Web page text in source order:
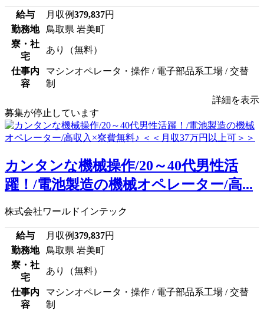
給与 月収例379,837円
勤務地
鳥取県 岩美町
寮・社
宅
あり（無料）
仕事内
容
マシンオペレータ・操作 / 電子部品系工場 / 交替
制
詳細を表示
募集が停止しています
カンタンな機械操作/20～40代男性活
躍！/電池製造の機械オペレーター/高...
株式会社ワールドインテック
給与 月収例379,837円
勤務地
鳥取県 岩美町
寮・社
宅
あり（無料）
仕事内
容
マシンオペレータ・操作 / 電子部品系工場 / 交替
制